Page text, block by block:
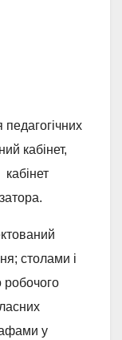
кабінет,
столами і
робочого
у